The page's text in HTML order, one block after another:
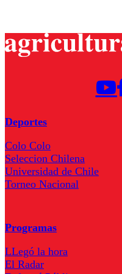
Deportes
Colo Colo
Seleccion Chilena
Universidad de Chile
Torneo Nacional
Programas
LLegó la hora
El Radar